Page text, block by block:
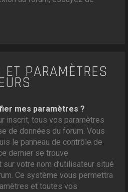
ET PARAMÈTRES
mes paramètres ?
inscrit, tous vos paramètres
de données du forum. Vous
le panneau de contrôle de
dernier se trouve
votre nom d’utilisateur situé
Ce système vous permettra
et toutes vos